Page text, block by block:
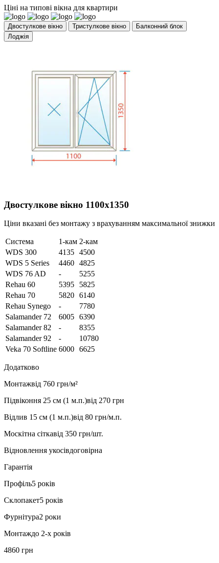
Ціні на типові вікна для квартири
Двостулкове вікно Тристулкове вікно
Балконний блок
Лоджія
Двостулкове вікно 1100х1350
Ціни вказані без монтажу з врахуванням максимальної знижки
Система 1-кам 2-кам
WDS 300
4135 4500
WDS 5 Series
4460 4825
WDS 76 AD
-
5255
Rehau 60
5395
5825
Rehau 70
5820 6140
Rehau Synego
-
7780
Salamander 72
6005 6390
Salamander 82
-
8355
Salamander 92
-
10780
Veka 70 Softline 6000 6625
Додатково
Монтажвід 760 грн/м²
Підвіконня 25 см (1 м.п.)від 270 грн
Відлив 15 см (1 м.п.)від 80 грн/м.п.
Москітна сіткавід 350 грн/шт.
Відновлення укосівдоговірна
Гарантія
Профіль5 років
Склопакет5 років
Фурнітура2 роки
Монтаждо 2-х років
4860 грн